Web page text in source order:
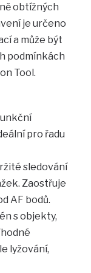
obtížných
je určeno
a může být
podmínkách
Tool.
pro řadu
sledování
Zaostřuje
AF bodů.
s objekty,
lyžování,